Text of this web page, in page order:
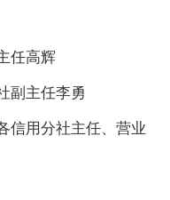
任高辉
副主任李勇
信用分社主任、营业